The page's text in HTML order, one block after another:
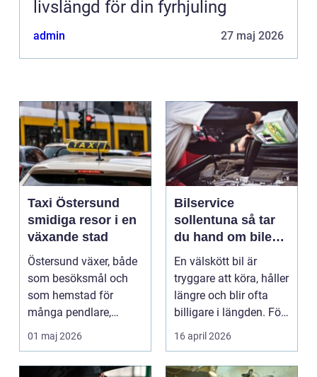
livslängd för din fyrhjuling
admin 27 maj 2026
Taxi Östersund
smidiga resor i en
växande stad
Östersund växer, både
som besöksmål och
som hemstad för
många pendlare,
studenter och
företagare. En...
01 maj 2026
Bilservice
sollentuna så tar
du hand om bilen
på ett smart sätt
En välskött bil är
tryggare att köra, håller
längre och blir ofta
billigare i längden. För
många bil...
16 april 2026